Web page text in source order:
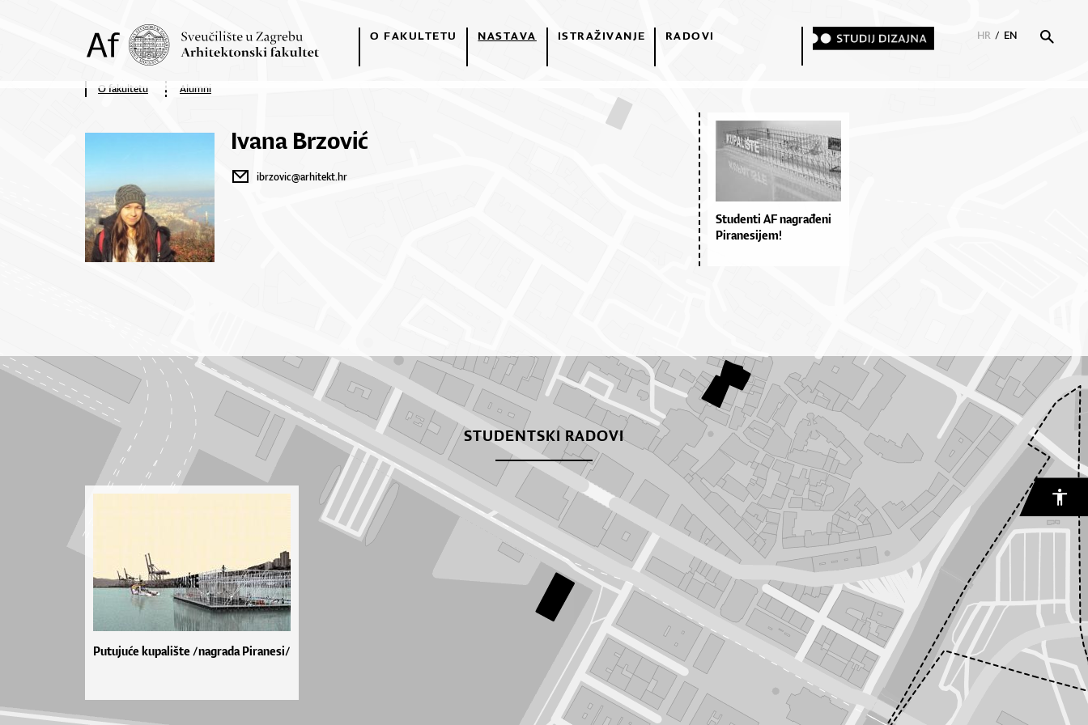
O FAKULTETU NASTAVA ISTRAŽIVANJE RADOVI HR / EN
O fakultetu Alumni
Ivana Brzović
ibrzovic@arhitekt.hr
Studenti AF nagrađeni
Piranesijem!
STUDENTSKI RADOVI
Putujuće kupalište /nagrada Piranesi/